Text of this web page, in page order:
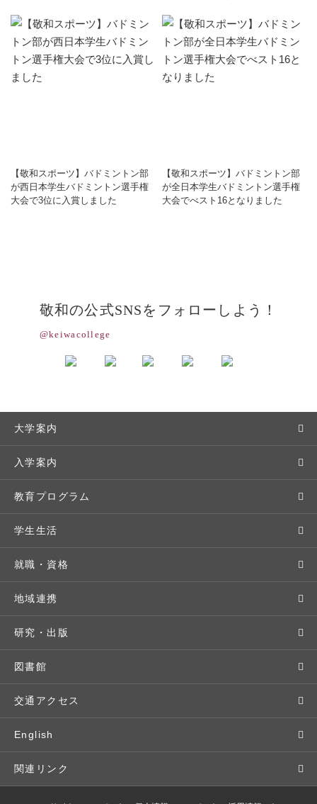
【敬和スポーツ】バドミントン部
が西日本学生バドミントン選手権
大会で3位に入賞しました
【敬和スポーツ】バドミントン部
が全日本学生バドミントン選手権
大会でべスト16となりました
敬和の公式SNSをフォローしよう！
@keiwacollege
大学案内
敬和学園大学とは
学長メッセージ
教育理念・方針・取り組み
キャンパス・施設設備
交通アクセス
基本情報・情報公開
広報・公聴
入学案内
入学者選抜
オープンキャンパス
Webオープンキャンパス
個別相談（来学・オンライン）
特待生（入学者向け）
パンフレット・資料請求
入学予定者の皆さま
教育プログラム
学部・学科
地域実践
留学プログラム
語学プログラム
教職課程
教員紹介
学修支援の体制
学生生活
キャンパスライフ
年間スケジュール
クラブ・サークル
大学周辺マップ
学生寮
学生支援制度
奨学金・特待生（在学生向け）
就職・資格
就職・進路サポート
資格取得
公務員試験対策
就職実績
社会で活躍する卒業生
地域連携
地域との連携
生涯学習
科目等履修生
社会人・シニア入学
施設・設備の貸し出し
研究・出版
研究者・研究分野
人文社会科学研究所
情報メディア研究所
研究論文
図書館
交通アクセス
English
関連リンク